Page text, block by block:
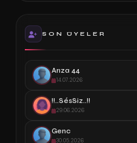
SON ÜYELER
Arıza 44
14.07.2026
!!..SésSiz..!!
29.06.2026
Genc
30.05.2026